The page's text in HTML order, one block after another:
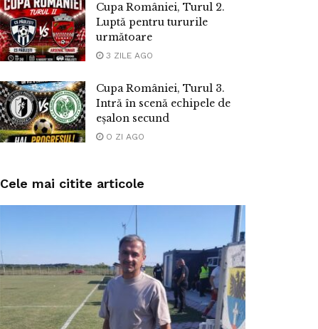
Cupa României, Turul 2.
Luptă pentru tururile
următoare
3 ZILE AGO
Cupa României, Turul 3.
Intră în scenă echipele de
eșalon secund
O ZI AGO
Cele mai citite articole